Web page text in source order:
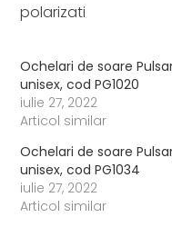
polarizati
Ochelari de soare
unisex, cod PG1020
iulie 27, 2022
Articol similar
Ochelari de soare
unisex, cod PG1034
iulie 27, 2022
Articol similar